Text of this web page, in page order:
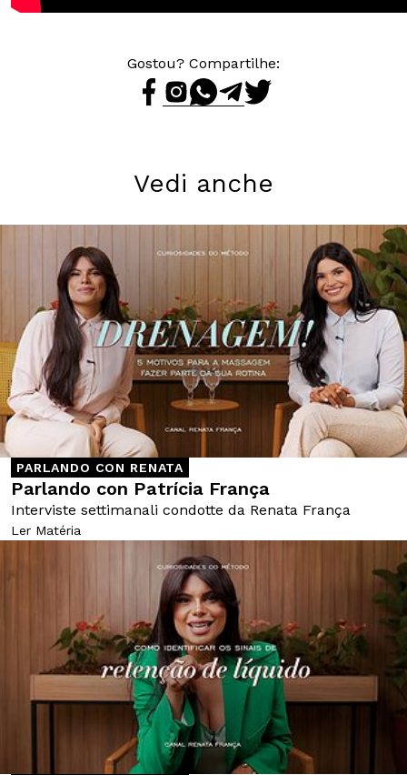
Gostou? Compartilhe:
Vedi anche
PARLANDO CON RENATA
Parlando con Patrícia França
Interviste settimanali condotte da Renata França
Ler Matéria